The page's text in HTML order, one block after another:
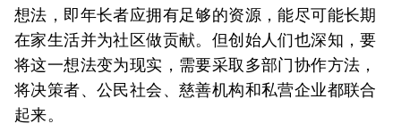
想法，即年长者应拥有足够的资源，能尽可能长期
在家生活并为社区做贡献。但创始人们也深知，要
将这一想法变为现实，需要采取多部门协作方法，
将决策者、公民社会、慈善机构和私营企业都联合
起来。